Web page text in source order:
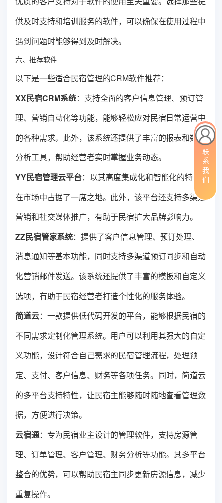
供及时支持和培训服务的软件，可以确保在使用过程中
遇到问题时能够得到及时解决。
六、推荐软件
以下是一些适合民宿管理的CRM软件推荐：
XX民宿CRM系统：支持全面的客户信息管理、预订管
理、营销自动化等功能，能够轻松应对民宿日常运营中
的各种需求。此外，该系统还提供了丰富的报表和数据
分析工具，帮助经营者实时掌握业务动态。
YY民宿管理云平台：以其高度集成化和智能化的特点
在市场中占据了一席之地。此外，该平台还支持多渠道
营销和社交媒体推广，有助于民宿扩大品牌影响力。
ZZ民宿管家系统：提供了客户信息管理、预订处理、
消息通知等基本功能，同时支持多渠道预订同步和自动
化营销邮件发送。该系统还提供了丰富的模板和自定义
选项，有助于民宿经营者打造个性化的服务体验。
简道云：一款提供低代码开发的平台，能够根据民宿的
不同需求定制化管理系统。用户可以利用其强大的自定
义功能，设计符合自己需求的民宿管理流程，处理预
定、支付、客户信息、财务等各项任务。同时，简道云
的多平台支持特性，让民宿主能够随时随地查看管理数
据，方便进行决策。
云宿通：专为民宿业主设计的管理软件，支持房源管
理、订单管理、客户管理、财务分析等功能。其多平台
整合的优势，可以帮助民宿主同步更新房源信息，减少
重复操作。
联系我们